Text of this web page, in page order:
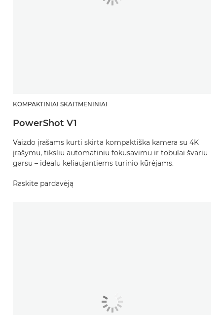
KOMPAKTINIAI SKAITMENINIAI
PowerShot V1
Vaizdo įrašams kurti skirta kompaktiška kamera su 4K
įrašymu, tiksliu automatiniu fokusavimu ir tobulai švariu
garsu – idealu keliaujantiems turinio kūrėjams.
Raskite pardavėją